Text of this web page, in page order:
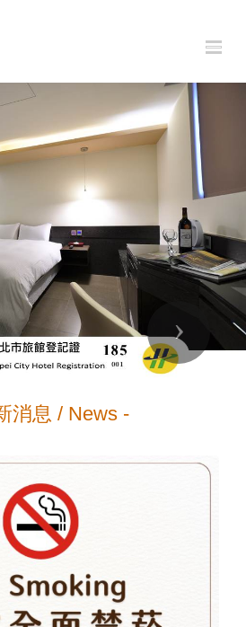
Next
消息 / News -